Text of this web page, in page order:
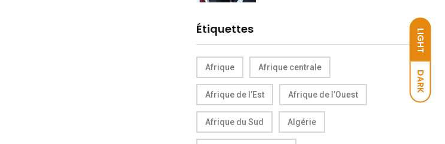
LIGHT
DARK
Étiquettes
Afrique Afrique centrale
Afrique de l’Est Afrique de l’Ouest
Afrique du Sud Algérie